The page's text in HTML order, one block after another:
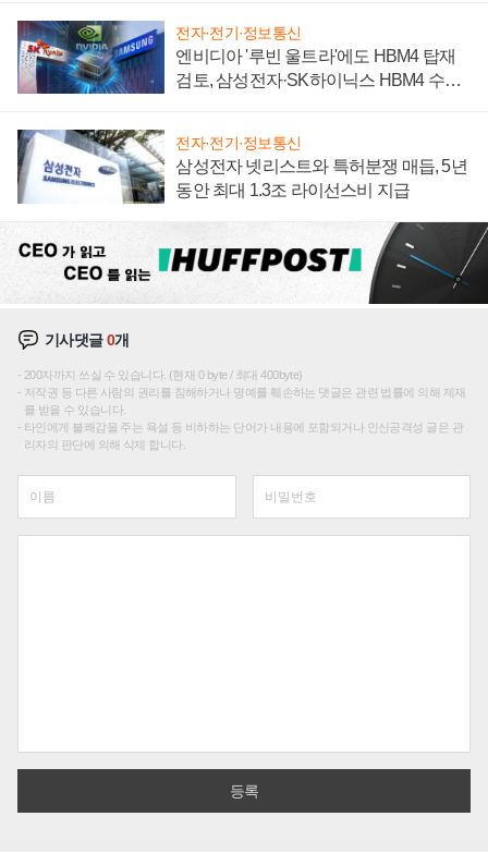
전자·전기·정보통신
엔비디아 '루빈 울트라'에도 HBM4 탑재
검토, 삼성전자·SK하이닉스 HBM4 수율
전자·전기·정보통신
삼성전자 넷리스트와 특허분쟁 매듭, 5년
동안 최대 1.3조 라이선스비 지급
기사댓글0개
200자까지 쓰실 수 있습니다. (현재 0 byte / 최대 400byte)
저작권 등 다른 사람의 권리를 침해하거나 명예를 훼손하는 댓글은 관련 법률에 의해 제재
를 받을 수 있습니다.
타인에게 불쾌감을 주는 욕설 등 비하하는 단어가 내용에 포함되거나 인신공격성 글은 관
리자의 판단에 의해 삭제 합니다.